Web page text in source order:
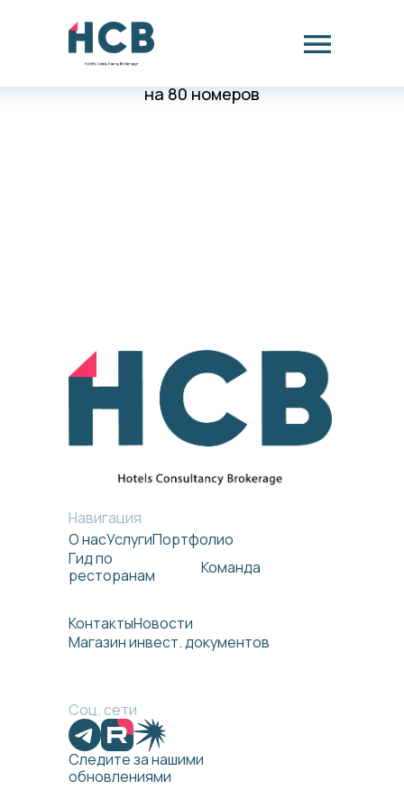
Бизнес-план открытия загородного отеля 4*
на 80 номеров
Соц. сети
Следите за нашими
обновлениями
Навигация
О насУслугиПортфолио
Гид по
ресторанам
Команда
КонтактыНовости
Магазин инвест. документов